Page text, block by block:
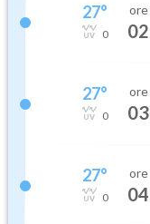
27°
0
ore
02
27°
0
ore
03
27°
0
ore
04